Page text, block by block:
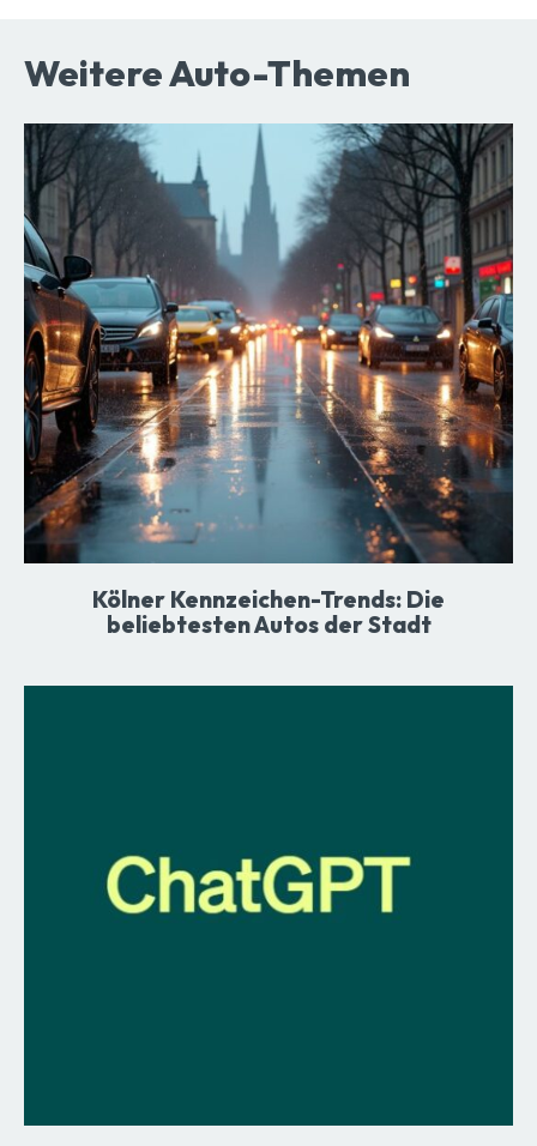
Weitere Auto-Themen
Kölner Kennzeichen-Trends: Die
beliebtesten Autos der Stadt